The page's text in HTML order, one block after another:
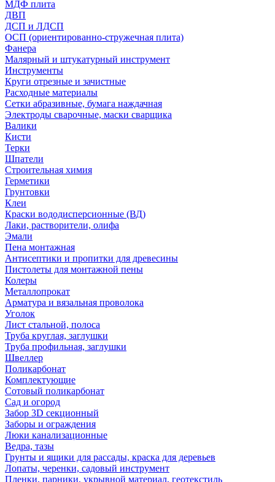
МДФ плита
ДВП
ДСП и ЛДСП
ОСП (ориентированно-стружечная плита)
Фанера
Малярный и штукатурный инструмент
Инструменты
Круги отрезные и зачистные
Расходные материалы
Сетки абразивные, бумага наждачная
Электроды сварочные, маски сварщика
Валики
Кисти
Терки
Шпатели
Строительная химия
Герметики
Грунтовки
Клеи
Краски вододисперсионные (ВД)
Лаки, растворители, олифа
Эмали
Пена монтажная
Антисептики и пропитки для древесины
Пистолеты для монтажной пены
Колеры
Металлопрокат
Арматура и вязальная проволока
Уголок
Лист стальной, полоса
Труба круглая, заглушки
Труба профильная, заглушки
Швеллер
Поликарбонат
Комплектующие
Сотовый поликарбонат
Сад и огород
Забор 3D секционный
Заборы и ограждения
Люки канализационные
Ведра, тазы
Грунты и ящики для рассады, краска для деревьев
Лопаты, черенки, садовый инструмент
Пленки, парники, укрывной материал, геотекстиль